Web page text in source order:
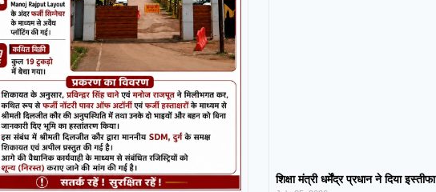
शिक्षा मंत्री धर्मेंद्र प्रधान ने दिया इस्तीफा